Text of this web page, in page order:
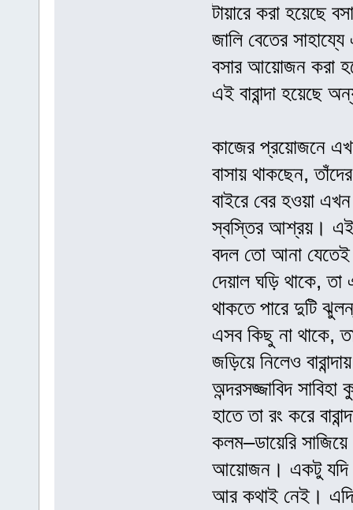
টায়ারে করা হয়েছে
জালি বেতের
বসার আয়োজন করা
এই বারান্দা হয়েছে
কাজের প্রয়োজনে
বাসায় থাকছেন,
বাইরে বের হওয়া
স্বস্তির আশ্রয়। এই
বদল তো আনা
দেয়াল ঘড়ি থাকে, তা
থাকতে পারে দুটি
এসব কিছু না থাকে,
জড়িয়ে নিলেও
অন্দরসজ্জাবিদ
হাতে তা রং করে
কলম–ডায়েরি সাজিয়ে
আয়োজন। একটু যদি
আর কথাই নেই।